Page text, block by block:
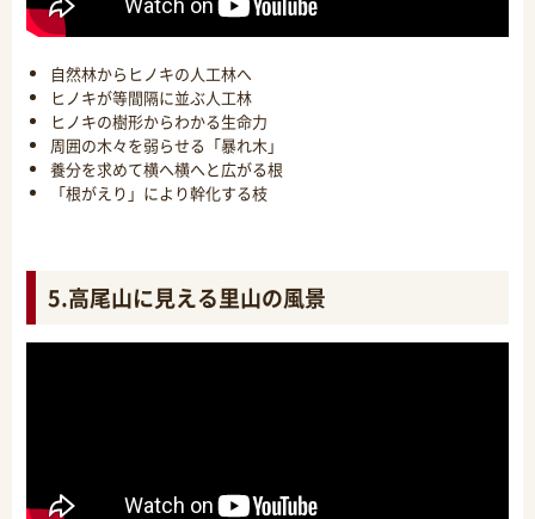
自然林からヒノキの人工林へ
ヒノキが等間隔に並ぶ人工林
ヒノキの樹形からわかる生命力
周囲の木々を弱らせる「暴れ木」
養分を求めて横へ横へと広がる根
「根がえり」により幹化する枝
5.高尾山に見える里山の風景